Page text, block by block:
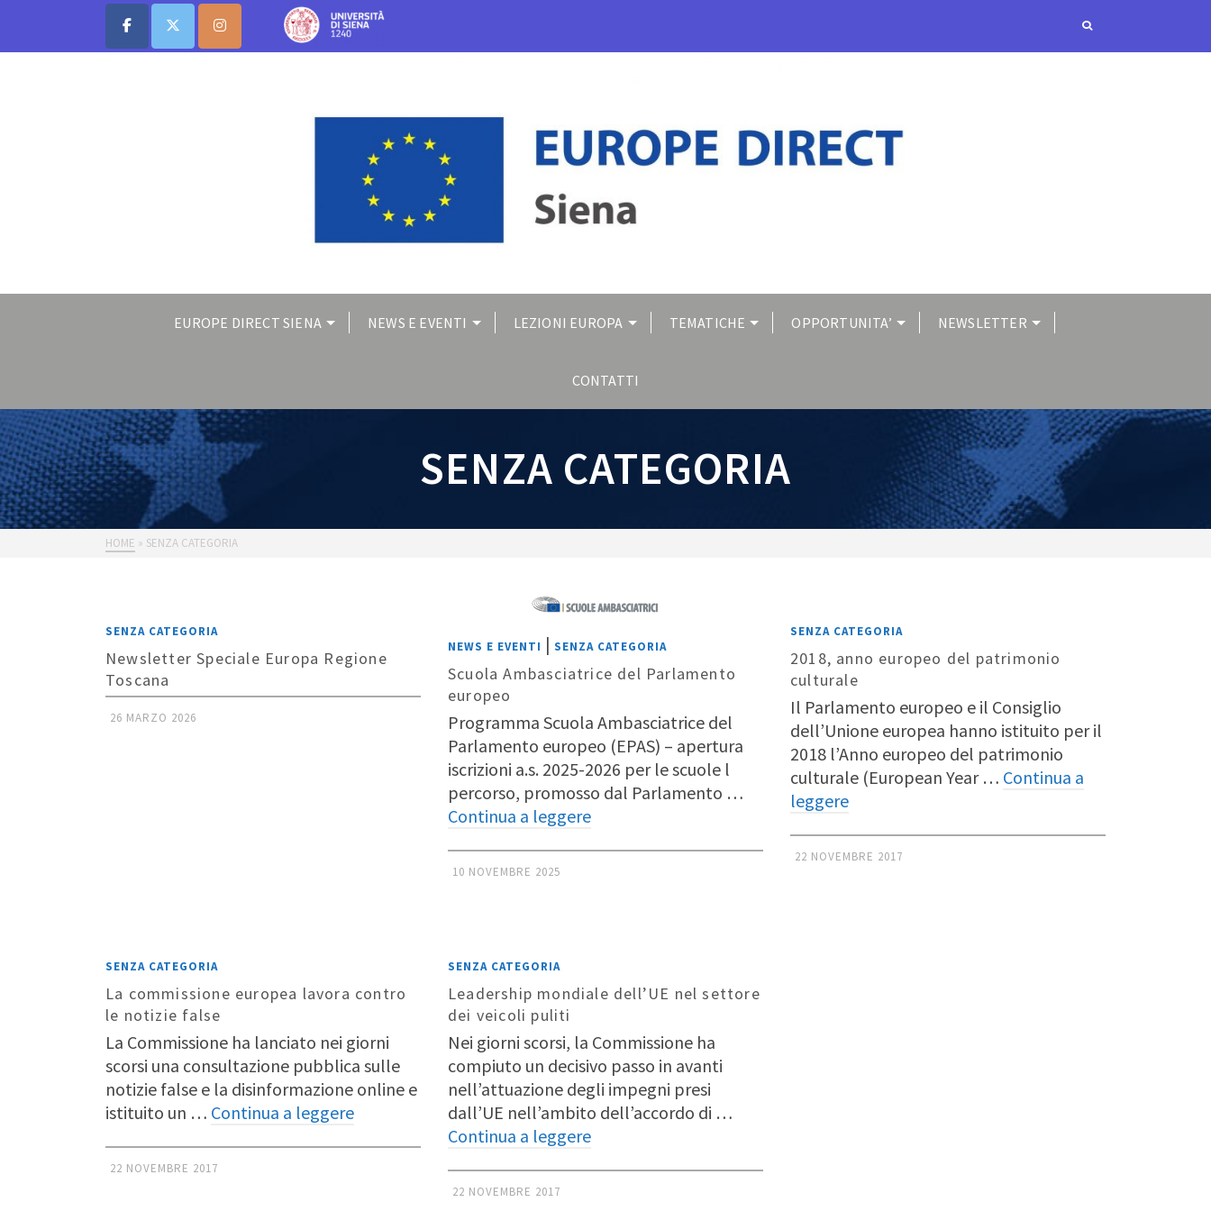
EUROPE DIRECT SIENA NEWS E EVENTI LEZIONI EUROPA TEMATICHE OPPORTUNITA’ NEWSLETTER
CONTATTI
SENZA CATEGORIA
HOME » SENZA CATEGORIA
SENZA CATEGORIA
Newsletter Speciale Europa Regione
Toscana
26 MARZO 2026
NEWS E EVENTI | SENZA CATEGORIA
Scuola Ambasciatrice del Parlamento
europeo
Programma Scuola Ambasciatrice del
Parlamento europeo (EPAS) – apertura
iscrizioni a.s. 2025-2026 per le scuole l
percorso, promosso dal Parlamento …
Continua a leggere
10 NOVEMBRE 2025
SENZA CATEGORIA
2018, anno europeo del patrimonio
culturale
Il Parlamento europeo e il Consiglio
dell’Unione europea hanno istituito per il
2018 l’Anno europeo del patrimonio
culturale (European Year … Continua a
leggere
22 NOVEMBRE 2017
SENZA CATEGORIA
La commissione europea lavora contro
le notizie false
La Commissione ha lanciato nei giorni
scorsi una consultazione pubblica sulle
notizie false e la disinformazione online e
istituito un … Continua a leggere
22 NOVEMBRE 2017
SENZA CATEGORIA
Leadership mondiale dell’UE nel settore
dei veicoli puliti
Nei giorni scorsi, la Commissione ha
compiuto un decisivo passo in avanti
nell’attuazione degli impegni presi
dall’UE nell’ambito dell’accordo di …
Continua a leggere
22 NOVEMBRE 2017